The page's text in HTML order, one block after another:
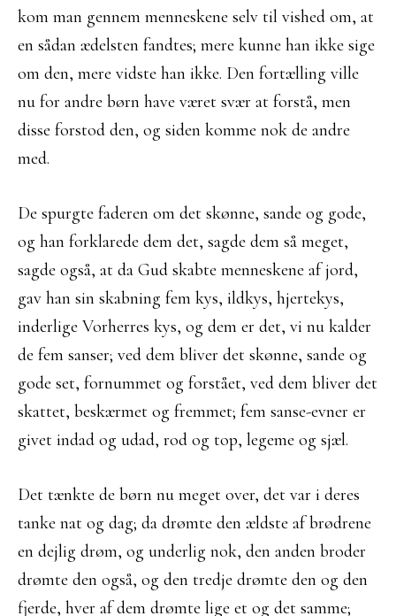
kom man gennem menneskene selv til vished om, at
en sådan ædelsten fandtes; mere kunne han ikke sige
om den, mere vidste han ikke. Den fortælling ville
nu for andre børn have været svær at forstå, men
disse forstod den, og siden komme nok de andre
med.
De spurgte faderen om det skønne, sande og gode,
og han forklarede dem det, sagde dem så meget,
sagde også, at da Gud skabte menneskene af jord,
gav han sin skabning fem kys, ildkys, hjertekys,
inderlige Vorherres kys, og dem er det, vi nu kalder
de fem sanser; ved dem bliver det skønne, sande og
gode set, fornummet og forstået, ved dem bliver det
skattet, beskærmet og fremmet; fem sanse-evner er
givet indad og udad, rod og top, legeme og sjæl.
Det tænkte de børn nu meget over, det var i deres
tanke nat og dag; da drømte den ældste af brødrene
en dejlig drøm, og underlig nok, den anden broder
drømte den også, og den tredje drømte den og den
fjerde, hver af dem drømte lige et og det samme;